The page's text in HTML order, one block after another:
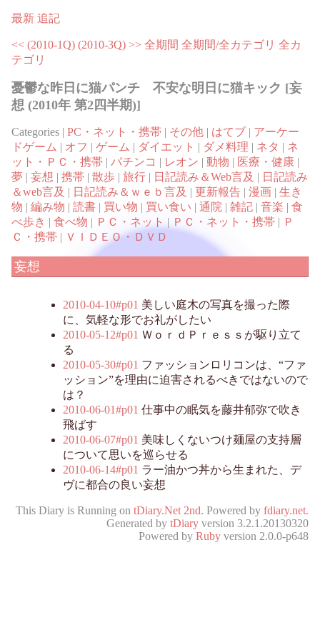
最新 追記
<< (2010-1Q) (2010-3Q) >> 全期間 全期間/全カテゴリ 全カ
テゴリ
憂鬱な昨日に猫パンチ 不安な明日に猫キック [妄
想 (2010年 第2四半期)]
Categories | PC・ネット・携帯 | その他 | はてブ | アーケー
ドゲーム | オフ | ゲーム | ダイエット | ダメ料理 | ネタ | ネ
ット・ＰＣ・携帯 | パチンコ | レオン | 動物 | 医療・健康 |
夢 | 妄想 | 携帯 | 散歩 | 旅行 | 日記読み＆Web言及 | 日記読み
＆web言及 | 日記読み＆ｗｅｂ言及 | 更新報告 | 漫画 | 生き
物 | 編み物 | 読書 | 買い物 | 買い食い | 通院 | 雑記 | 音楽 | 食
べ歩き | 食べ物 | ＰＣ・ネット | ＰＣ・ネット・携帯 | Ｐ
Ｃ・携帯 | ＶＩＤＥＯ・ＤＶＤ
妄想
2010-04-10#p01 美しい庭木の写真を撮った際
に、気軽な形でお礼がしたい
2010-05-12#p01 ＷｏｒｄＰｒｅｓｓが駆り立て
る
2010-05-30#p01 ファッションロリコンは、“ファ
ッション”を理由に迫害されるべきではないので
は？
2010-06-01#p01 仕事中の眠気を藤井郁弥で吹き
飛ばす
2010-06-07#p01 美味しくないつけ麺屋の支持層
について思いを巡らせる
2010-06-14#p01 ラー油かつ丼から生まれた、デ
ヴに都合の良い妄想
This Diary is Running on tDiary.Net 2nd. Powered by fdiary.net.
Generated by tDiary version 3.2.1.20130320
Powered by Ruby version 2.0.0-p648